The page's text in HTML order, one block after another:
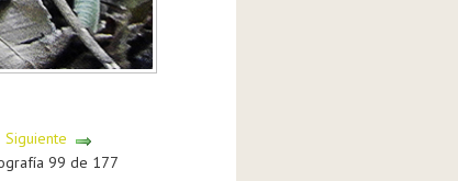
Siguiente
99 de 177